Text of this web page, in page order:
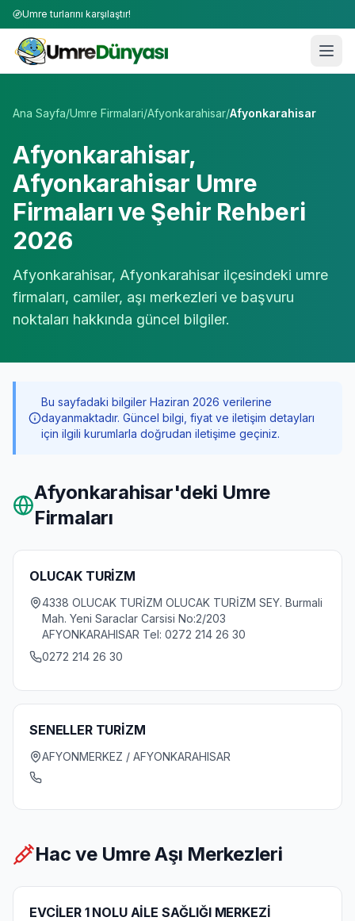
Umre turlarını karşılaştır!
Ana Sayfa/Umre Firmalari/Afyonkarahisar/Afyonkarahisar
Afyonkarahisar,
Afyonkarahisar Umre
Firmaları ve Şehir Rehberi
2026
Afyonkarahisar, Afyonkarahisar ilçesindeki umre
firmaları, camiler, aşı merkezleri ve başvuru
noktaları hakkında güncel bilgiler.
Bu sayfadaki bilgiler Haziran 2026 verilerine
dayanmaktadır. Güncel bilgi, fiyat ve iletişim detayları
için ilgili kurumlarla doğrudan iletişime geçiniz.
Afyonkarahisar'deki Umre
Firmaları
OLUCAK TURİZM
4338 OLUCAK TURİZM OLUCAK TURİZM SEY. Burmali
Mah. Yeni Saraclar Carsisi No:2/203
AFYONKARAHISAR Tel: 0272 214 26 30
0272 214 26 30
SENELLER TURİZM
AFYONMERKEZ / AFYONKARAHISAR
Hac ve Umre Aşı Merkezleri
EVCİLER 1 NOLU AİLE SAĞLIĞI MERKEZİ